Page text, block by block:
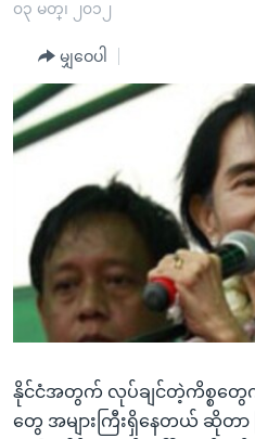
များ
အကြောင်းအရာ
သို့
ကျော်
ညွန်း
စာမျက်နှာ
သို့
ကျော်
ကြည့်
အစ္စရေး-ပါလက်စတိုင်း
ရပ်ဝန်းတခု လမ်းတခု အလွန်
အင်္ဂလိပ်စာလေ့လာမယ်
မကြေးမုံရဲ့ အင်္ဂလိပ်စာ
ရုပ်ရှင်ထဲက အင်္ဂလိပ်စာ
သုတပဒေသာ အင်္ဂလိပ်စာ
အပတ်စဉ်ကဏ္ဍများ
ရေဒီယို
တီဗွီ
ရေဒီယိုနှင့်ရုပ်သံ အချက်အလက်မျ
ရေဒီယို/တီဗွီအစီအစဉ်
Learning English
ဗွီအိုအေ လူမှုကွန်ယက်များ
၀၃ မတ္၊ ၂၀၁၂
မျှဝေပါ
နိုင်ငံအတွက် လုပ်ချင်တဲ့ကိစ္စတွ
တွေ အများကြီးရှိနေတယ် ဆိုတာ